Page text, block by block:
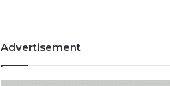
Advertisement